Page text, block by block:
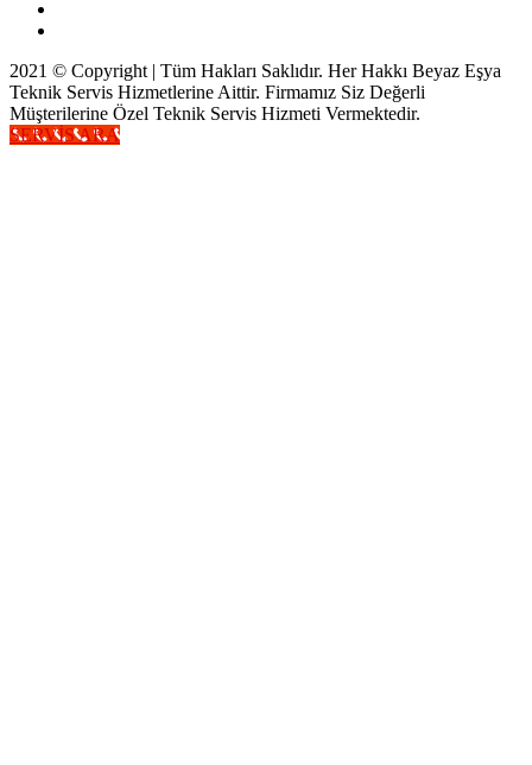
2021 © Copyright | Tüm Hakları Saklıdır. Her Hakkı Beyaz Eşya
Teknik Servis Hizmetlerine Aittir. Firmamız Siz Değerli
Müşterilerine Özel Teknik Servis Hizmeti Vermektedir.
SERVİS ARA